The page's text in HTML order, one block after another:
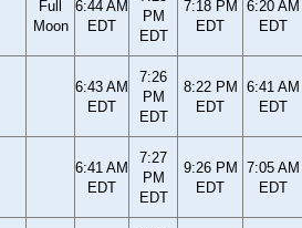
Full
Moon
6:44 AM
EDT
PM
EDT
7:18 PM
EDT
6:20 AM
EDT
6:43 AM
EDT
7:26
PM
EDT
8:22 PM
EDT
6:41 AM
EDT
6:41 AM
EDT
7:27
PM
EDT
9:26 PM
EDT
7:05 AM
EDT